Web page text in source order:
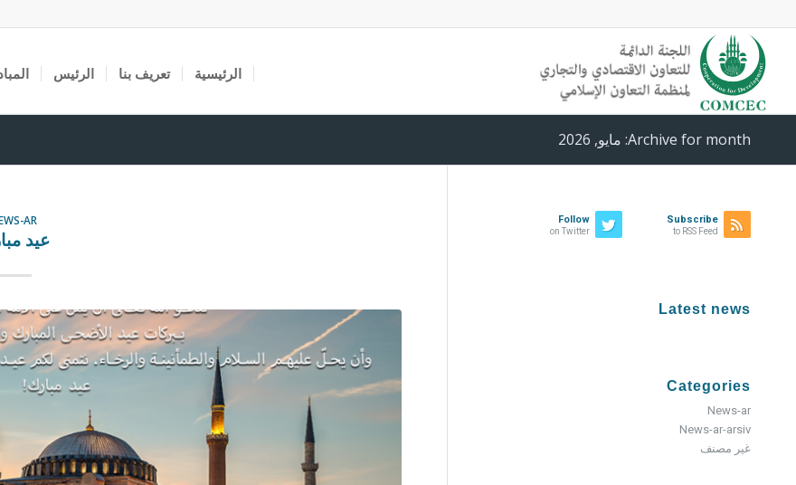
الرئيسية تعريف بنا الرئيس
Archive for month: مايو, 2026
AR
عيد
Follow
on Twitter
Subscribe
to RSS Feed
Latest news
Categories
News-ar
News-ar-arsiv
غير مصنف